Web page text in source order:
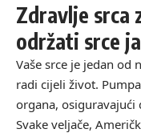
Zdravlje srca
održati srce
Vaše srce je jedan od
radi cijeli život.
organa, osiguravajući
Svake veljače,